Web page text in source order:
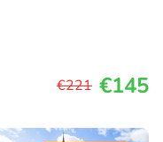
€221 €145